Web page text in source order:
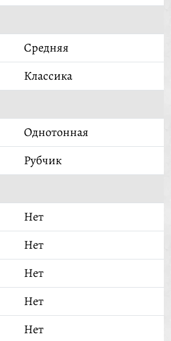
Средняя
Классика
Однотонная
Рубчик
Нет
Нет
Нет
Нет
Нет